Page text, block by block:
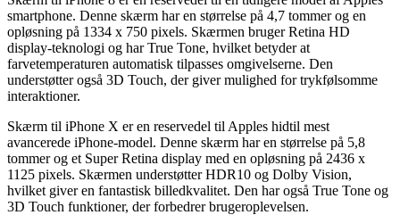
smartphone. Denne skærm har en størrelse på 4,7 tommer og en
opløsning på 1334 x 750 pixels. Skærmen bruger Retina HD
display-teknologi og har True Tone, hvilket betyder at
farvetemperaturen automatisk tilpasses omgivelserne. Den
understøtter også 3D Touch, der giver mulighed for trykfølsomme
interaktioner.
Skærm til iPhone X er en reservedel til Apples hidtil mest
avancerede iPhone-model. Denne skærm har en størrelse på 5,8
tommer og et Super Retina display med en opløsning på 2436 x
1125 pixels. Skærmen understøtter HDR10 og Dolby Vision,
hvilket giver en fantastisk billedkvalitet. Den har også True Tone og
3D Touch funktioner, der forbedrer brugeroplevelsen.